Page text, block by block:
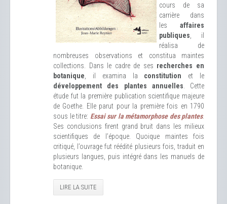
cours de sa
carrière dans
les affaires
publiques , il
réalisa de
nombreuses observations et constitua maintes
collections. Dans le cadre de ses recherches en
botanique , il examina la constitution et le
développement des plantes annuelles . Cette
étude fut la première publication scientifique majeure
de Goethe. Elle parut pour la première fois en 1790
sous le titre: Essai sur la métamorphose des plantes.
Ses conclusions firent grand bruit dans les milieux
scientifiques de l’époque. Quoique maintes fois
critiqué, l’ouvrage fut réédité plusieurs fois, traduit en
plusieurs langues, puis intégré dans les manuels de
botanique.
LIRE LA SUITE